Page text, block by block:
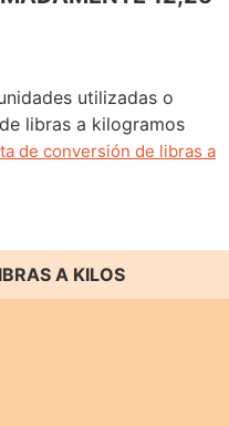
utilizadas o
libras a kilogramos
de conversión de libras a
A KILOS